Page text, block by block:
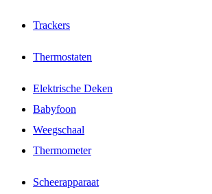
Trackers
Thermostaten
Elektrische Deken
Babyfoon
Weegschaal
Thermometer
Scheerapparaat